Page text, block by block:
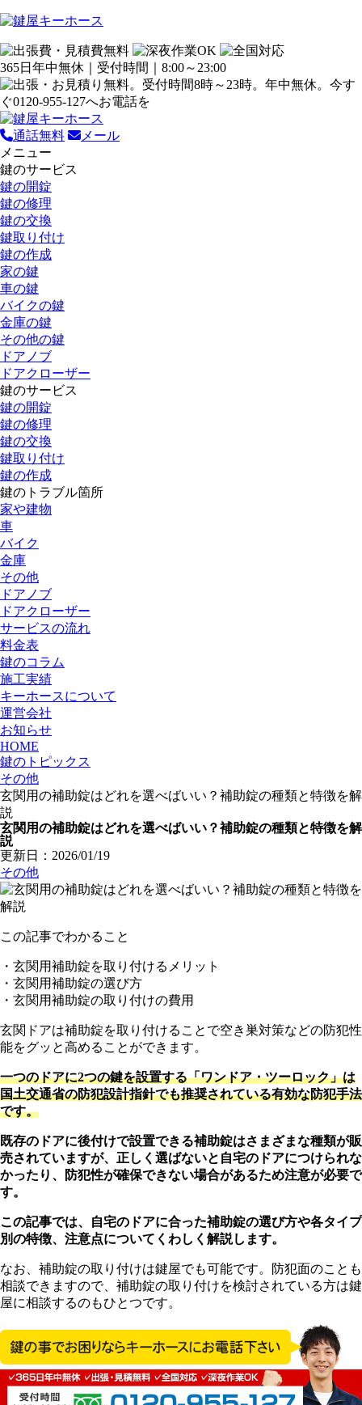
365日年中無休｜受付時間｜8:00～23:00
通話無料
メール
メニュー
鍵のサービス
鍵の開錠
鍵の修理
鍵の交換
鍵取り付け
鍵の作成
家の鍵
車の鍵
バイクの鍵
金庫の鍵
その他の鍵
ドアノブ
ドアクローザー
鍵のサービス
鍵の開錠
鍵の修理
鍵の交換
鍵取り付け
鍵の作成
鍵のトラブル箇所
家や建物
車
バイク
金庫
その他
ドアノブ
ドアクローザー
サービスの流れ
料金表
鍵のコラム
施工実績
キーホースについて
運営会社
お知らせ
HOME
鍵のトピックス
その他
玄関用の補助錠はどれを選べばいい？補助錠の種類と特徴を解
説
玄関用の補助錠はどれを選べばいい？補助錠の種類と特徴を解
説
更新日：2026/01/19
その他
この記事でわかること
・玄関用補助錠を取り付けるメリット
・玄関用補助錠の選び方
・玄関用補助錠の取り付けの費用
玄関ドアは補助錠を取り付けることで空き巣対策などの防犯性
能をグッと高めることができます。
一つのドアに2つの鍵を設置する「ワンドア・ツーロック」は
国土交通省の防犯設計指針でも推奨されている有効な防犯手法
です。
既存のドアに後付けで設置できる補助錠はさまざまな種類が販
売されていますが、正しく選ばないと自宅のドアにつけられな
かったり、防犯性が確保できない場合があるため注意が必要で
す。
この記事では、自宅のドアに合った補助錠の選び方や各タイプ
別の特徴、注意点についてくわしく解説します。
なお、補助錠の取り付けは鍵屋でも可能です。防犯面のことも
相談できますので、補助錠の取り付けを検討されている方は鍵
屋に相談するのもひとつです。